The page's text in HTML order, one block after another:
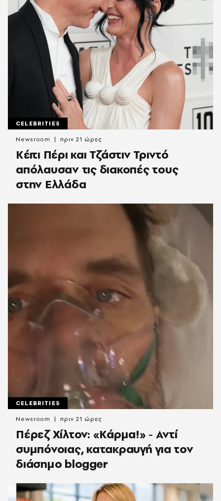
CELEBRITIES
Κέιτι Πέρι και Τζάστιν Τριντό
απόλαυσαν τις διακοπές τους
στην Ελλάδα
Newsroom πριν 21 ώρες
CELEBRITIES
Πέρεζ Χίλτον: «Κάρμα!» - Αντί
συμπόνοιας, κατακραυγή για τον
διάσημο blogger
Newsroom πριν 21 ώρες